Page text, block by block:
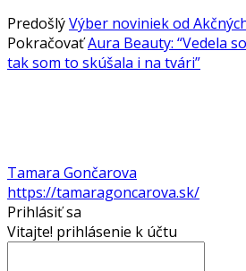
PredošlýVýber noviniek od
PokračovaťAura Beauty: “Vedela
tak som to skúšala i na tvári”
Tamara Gončarova
https://tamaragoncarova.sk/
Prihlásiť sa
Vitajte! prihlásenie k účtu